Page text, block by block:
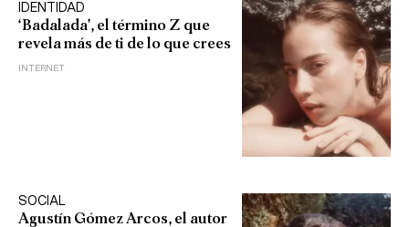
IDENTIDAD
‘Badalada’, el término Z que
revela más de ti de lo que crees
INTERNET
SOCIAL
Agustín Gómez Arcos, el autor